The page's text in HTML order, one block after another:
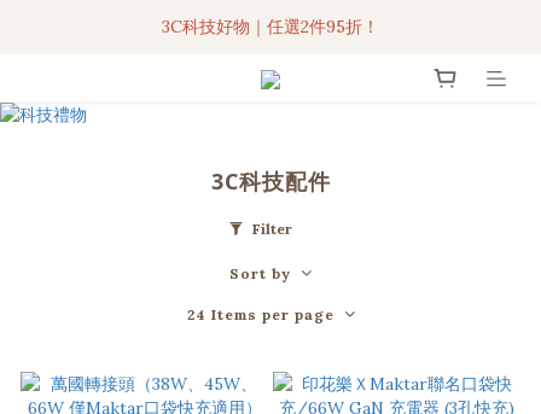
3C科技好物｜任選2件95折！
3C科技好物｜任選2件95折！
聯名iPhone手機殼現貨4折起🔥
3C科技好物｜任選2件95折！
3C科技配件
Filter
Sort by
24 Items per page